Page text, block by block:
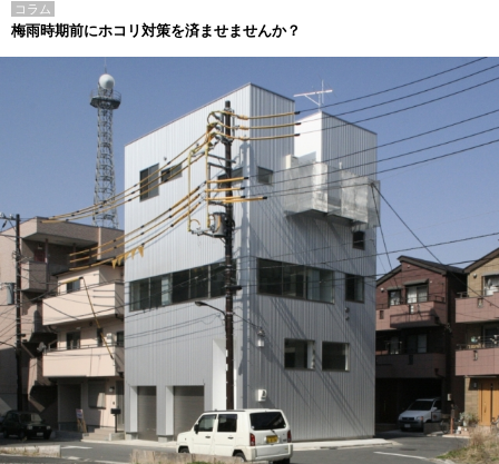
コラム
梅雨時期前にホコリ対策を済ませませんか？